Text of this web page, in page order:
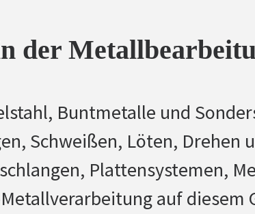
der
Buntmetalle und
Schweißen, Löten, Drehen
Plattensystemen,
auf diesem